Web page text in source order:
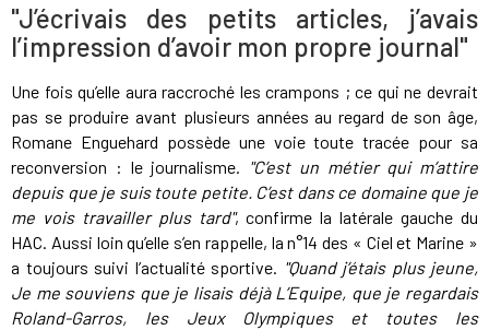
"J’écrivais des petits articles, j’avais
l’impression d’avoir mon propre journal"
Une fois qu’elle aura raccroché les crampons ; ce qui ne devrait
pas se produire avant plusieurs années au regard de son âge,
Romane Enguehard possède une voie toute tracée pour sa
reconversion : le journalisme. "C’est un métier qui m’attire
depuis que je suis toute petite. C’est dans ce domaine que je
me vois travailler plus tard", confirme la latérale gauche du
HAC. Aussi loin qu’elle s’en rappelle, la n°14 des « Ciel et Marine »
a toujours suivi l’actualité sportive. "Quand j’étais plus jeune,
Je me souviens que je lisais déjà L’Equipe, que je regardais
Roland-Garros, les Jeux Olympiques et toutes les